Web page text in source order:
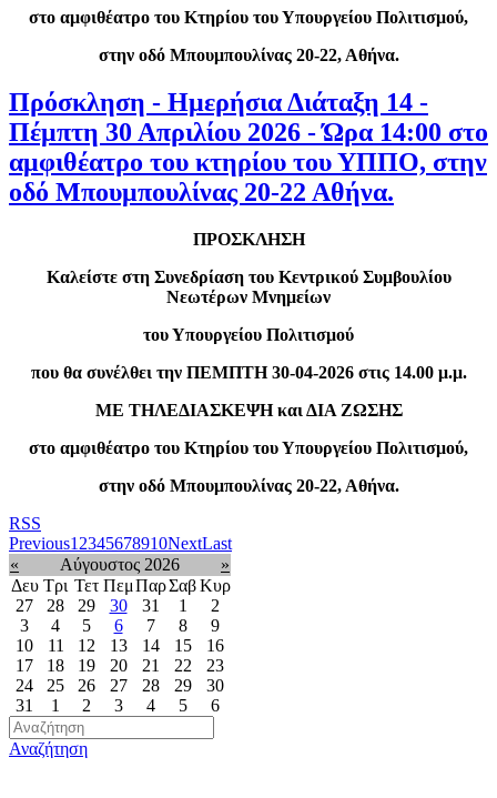
στο αμφιθέατρο του Κτηρίου του Υπουργείου Πολιτισμού,
στην οδό Μπουμπουλίνας 20-22, Αθήνα.
Πρόσκληση - Ημερήσια Διάταξη 14 -
Πέμπτη 30 Απριλίου 2026 - Ώρα 14:00 στο
αμφιθέατρο του κτηρίου του ΥΠΠΟ, στην
οδό Μπουμπουλίνας 20-22 Αθήνα.
ΠΡΟΣΚΛΗΣΗ
Καλείστε στη Συνεδρίαση του Κεντρικού Συμβουλίου
Νεωτέρων Μνημείων
του Υπουργείου Πολιτισμού
που θα συνέλθει την ΠΕΜΠΤΗ 30-04-2026 στις 14.00 μ.μ.
ΜΕ ΤΗΛΕΔΙΑΣΚΕΨΗ και ΔΙΑ ΖΩΣΗΣ
στο αμφιθέατρο του Κτηρίου του Υπουργείου Πολιτισμού,
στην οδό Μπουμπουλίνας 20-22, Αθήνα.
RSS
Previous1 2345678910NextLast
«
Αύγουστος 2026
»
Δευ Τρι Τετ ΠεμΠαρΣαβΚυρ
27
28 29 30 31 1
2
3
4 5 6 7 8
9
10
11 12 13 14 15
16
17
18 19 20 21 22
23
24
25 26 27 28 29
30
31
1 2 3 4 5 6
Αναζήτηση